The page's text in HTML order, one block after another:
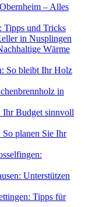
– Alles
Tipps und Tricks
in Nusplingen
Wärme
So bleibt Ihr Holz
in
Ihr Budget sinnvoll
planen Sie Ihr
Unterstützen
Tipps für